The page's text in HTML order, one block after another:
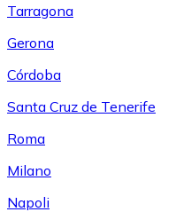
Tarragona
Gerona
Córdoba
Santa Cruz de Tenerife
Roma
Milano
Napoli